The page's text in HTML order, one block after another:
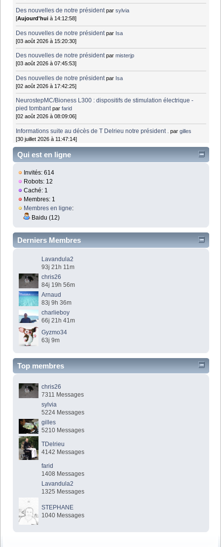
Des nouvelles de notre président parsylvia
[Aujourd'hui à 14:12:58]
Des nouvelles de notre président par Isa
[03 août 2026 à 15:20:30]
Des nouvelles de notre président parmisterjp
[03 août 2026 à 07:45:53]
Des nouvelles de notre président par Isa
[02 août 2026 à 17:42:25]
NeurostepMC/Bioness L300 : dispositifs de stimulation électrique -
pied tombant parfarid
[02 août 2026 à 08:09:06]
Informations suite au décès de T Delrieu notre président . pargilles
[30 juillet 2026 à 11:47:14]
Qui est en ligne
Invités: 614
Robots: 12
Caché: 1
Membres: 1
Membres en ligne:
Baidu (12)
Derniers Membres
Lavandula2
93j 21h 11m
chris26
84j 19h 56m
Arnaud
83j 9h 36m
charlieboy
66j 21h 41m
Gyzmo34
63j 9m
Top membres
chris26
7311 Messages
sylvia
5224 Messages
gilles
5210 Messages
TDelrieu
4142 Messages
farid
1408 Messages
Lavandula2
1325 Messages
STEPHANE
1040 Messages